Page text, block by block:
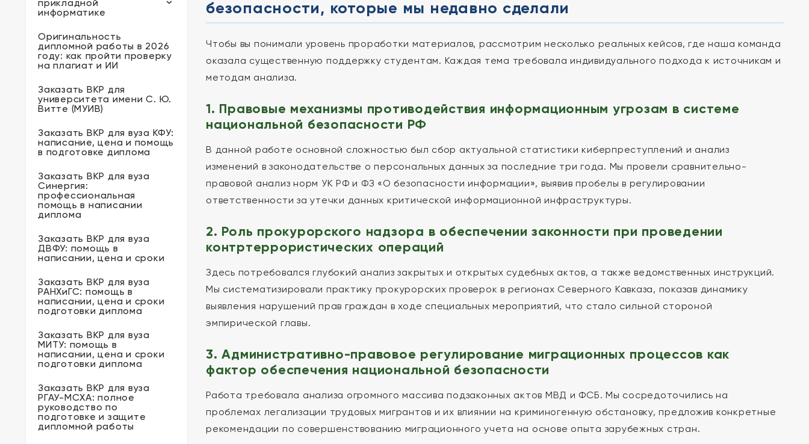
прикладной
информатике
Оригинальность
дипломной работы в 2026
году: как пройти проверку
на плагиат и ИИ
Заказать ВКР для
университета имени С. Ю.
Витте (МУИВ)
Заказать ВКР для вуза КФУ:
написание, цена и помощь
в подготовке диплома
Заказать ВКР для вуза
Синергия:
профессиональная
помощь в написании
диплома
Заказать ВКР для вуза
ДВФУ: помощь в
написании, цена и сроки
Заказать ВКР для вуза
РАНХиГС: помощь в
написании, цена и сроки
подготовки диплома
Заказать ВКР для вуза
МИТУ: помощь в
написании, цена и сроки
подготовки диплома
Заказать ВКР для вуза
РГАУ-МСХА: полное
руководство по
подготовке и защите
дипломной работы
безопасности, которые мы недавно сделали
Чтобы вы понимали уровень проработки материалов, рассмотрим несколько реальных кейсов, где наша команда
оказала существенную поддержку студентам. Каждая тема требовала индивидуального подхода к источникам и
методам анализа.
1. Правовые механизмы противодействия информационным угрозам в системе
национальной безопасности РФ
В данной работе основной сложностью был сбор актуальной статистики киберпреступлений и анализ
изменений в законодательстве о персональных данных за последние три года. Мы провели сравнительно-
правовой анализ норм УК РФ и ФЗ «О безопасности информации», выявив пробелы в регулировании
ответственности за утечки данных критической информационной инфраструктуры.
2. Роль прокурорского надзора в обеспечении законности при проведении
контртеррористических операций
Здесь потребовался глубокий анализ закрытых и открытых судебных актов, а также ведомственных инструкций.
Мы систематизировали практику прокурорских проверок в регионах Северного Кавказа, показав динамику
выявления нарушений прав граждан в ходе специальных мероприятий, что стало сильной стороной
эмпирической главы.
3. Административно-правовое регулирование миграционных процессов как
фактор обеспечения национальной безопасности
Работа требовала анализа огромного массива подзаконных актов МВД и ФСБ. Мы сосредоточились на
проблемах легализации трудовых мигрантов и их влиянии на криминогенную обстановку, предложив конкретные
рекомендации по совершенствованию миграционного учета на основе опыта зарубежных стран.